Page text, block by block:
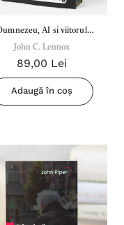
AI si viitorul
- John C. Lennox
John C. Lennox
89,00 Lei
Adaugă în coș